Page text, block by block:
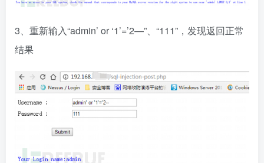
3、重新输入“admin’ or ‘1’=’2—”、“111”，发现返回正常
结果